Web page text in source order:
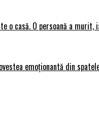
o casă. O persoană a
emoționantă din